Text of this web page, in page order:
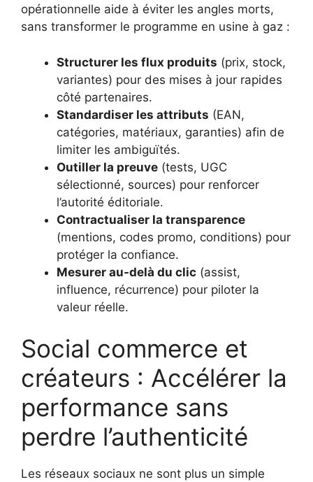
opérationnelle aide à éviter les angles morts,
sans transformer le programme en usine à gaz :
Structurer les flux produits (prix, stock,
variantes) pour des mises à jour rapides
côté partenaires.
Standardiser les attributs (EAN,
catégories, matériaux, garanties) afin de
limiter les ambiguïtés.
Outiller la preuve (tests, UGC
sélectionné, sources) pour renforcer
l’autorité éditoriale.
Contractualiser la transparence
(mentions, codes promo, conditions) pour
protéger la confiance.
Mesurer au-delà du clic (assist,
influence, récurrence) pour piloter la
valeur réelle.
Social commerce et
créateurs : Accélérer la
performance sans
perdre l’authenticité
Les réseaux sociaux ne sont plus un simple